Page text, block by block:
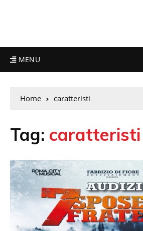
MENU
Home caratteristi
Tag: caratteristi